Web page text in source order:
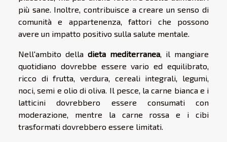
più sane. Inoltre, contribuisce a creare un senso di
comunità e appartenenza, fattori che possono
avere un impatto positivo sulla salute mentale.
Nell'ambito della dieta mediterranea, il mangiare
quotidiano dovrebbe essere vario ed equilibrato,
ricco di frutta, verdura, cereali integrali, legumi,
noci, semi e olio di oliva. Il pesce, la carne bianca e i
latticini dovrebbero essere consumati con
moderazione, mentre la carne rossa e i cibi
trasformati dovrebbero essere limitati.